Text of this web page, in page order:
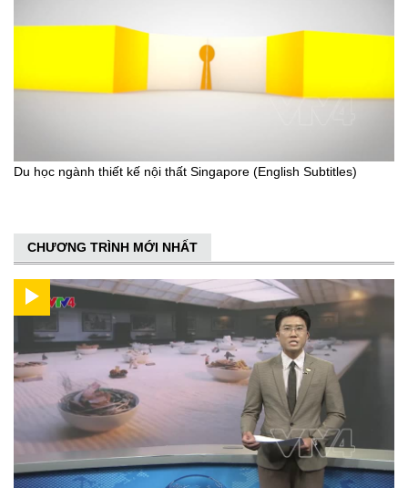
Du học ngành thiết kế nội thất Singapore (English Subtitles)
CHƯƠNG TRÌNH MỚI NHẤT